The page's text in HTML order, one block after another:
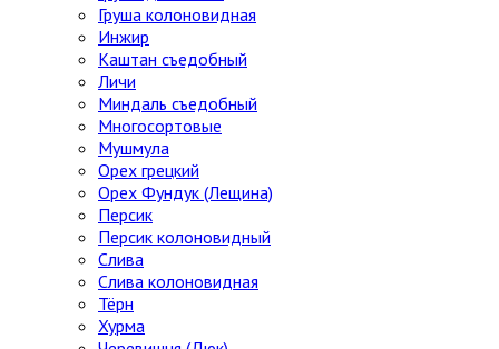
Груша колоновидная
Инжир
Каштан съедобный
Личи
Миндаль съедобный
Многосортовые
Мушмула
Орех грецкий
Орех Фундук (Лещина)
Персик
Персик колоновидный
Слива
Слива колоновидная
Тёрн
Хурма